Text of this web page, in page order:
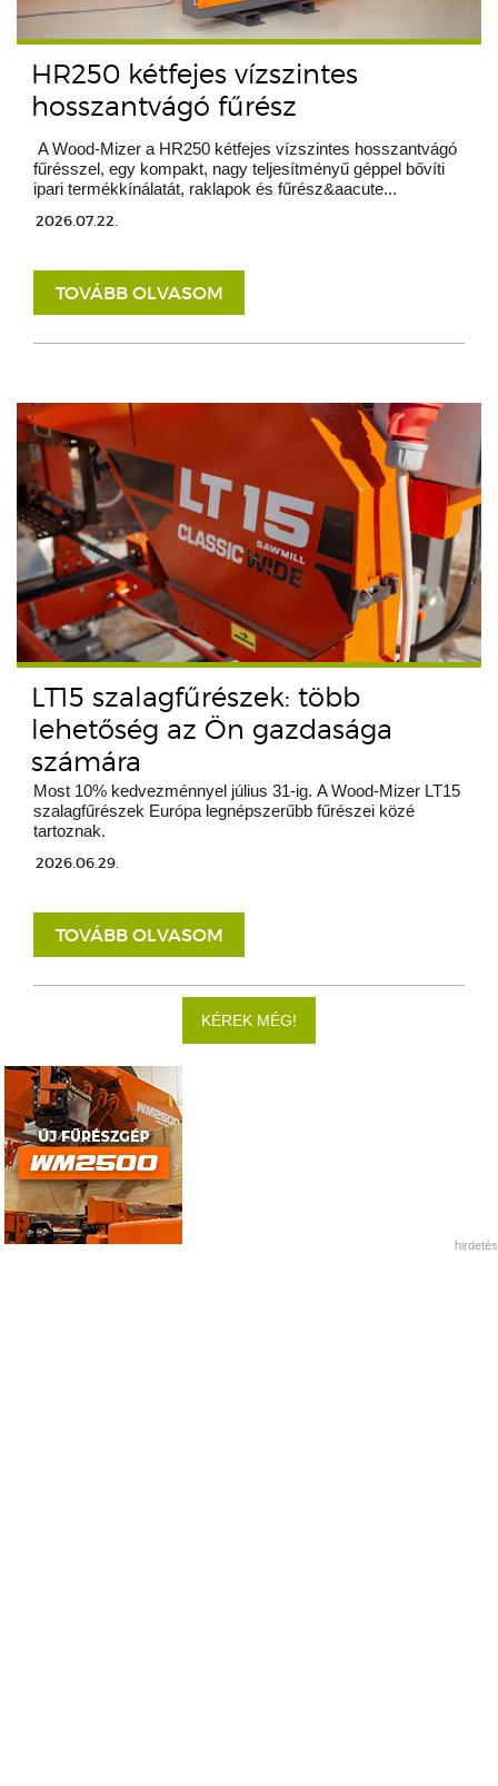
HR250 kétfejes vízszintes
hosszantvágó fűrész
A Wood-Mizer a HR250 kétfejes vízszintes hosszantvágó
fűrésszel, egy kompakt, nagy teljesítményű géppel bővíti
ipari termékkínálatát, raklapok és fűrész&aacute...
2026.07.22.
TOVÁBB OLVASOM
LT15 szalagfűrészek: több
lehetőség az Ön gazdasága
számára
Most 10% kedvezménnyel július 31-ig. A Wood-Mizer LT15
szalagfűrészek Európa legnépszerűbb fűrészei közé
tartoznak.
2026.06.29.
TOVÁBB OLVASOM
KÉREK MÉG!
hirdetés